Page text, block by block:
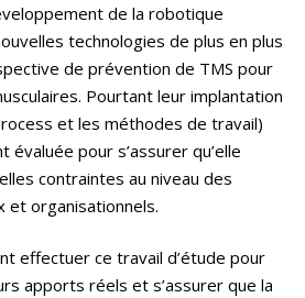
de la robotique
technologies de plus en plus
de prévention de TMS pour
Pourtant leur implantation
et les méthodes de travail)
pour s’assurer qu’elle
contraintes au niveau des
et organisationnels.
effectuer ce travail d’étude pour
apports réels et s’assurer que la